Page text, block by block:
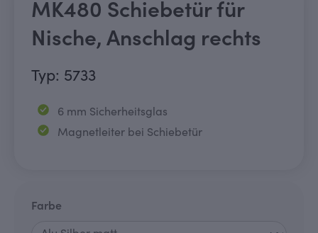
MK480 Schiebetür für
Nische, Anschlag rechts
Typ: 5733
6 mm Sicherheitsglas
Magnetleiter bei Schiebetür
Farbe